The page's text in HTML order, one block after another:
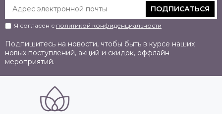
ПОДПИСАТЬСЯ
Я согласен с политикой конфиденциальности
Подпишитесь на новости, чтобы быть в курсе наших
новых поступлений, акций и скидок, оффлайн
мероприятий.